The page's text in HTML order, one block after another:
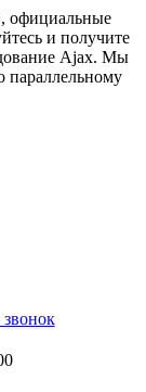
официальные
и получите
Ajax. Мы
параллельному
звонок